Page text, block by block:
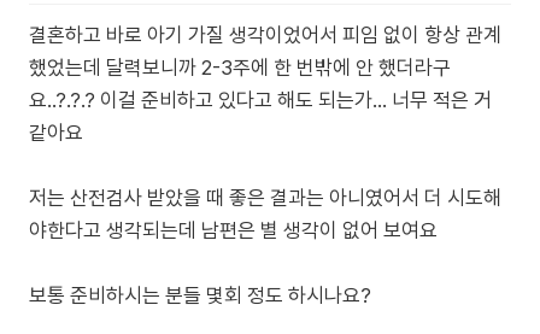
결혼하고 바로 아기 가질 생각이었어서 피임 없이 항상 관계
했었는데 달력보니까 2-3주에 한 번밖에 안 했더라구
요..?.?.? 이걸 준비하고 있다고 해도 되는가… 너무 적은 거
같아요
저는 산전검사 받았을 때 좋은 결과는 아니였어서 더 시도해
야한다고 생각되는데 남편은 별 생각이 없어 보여요